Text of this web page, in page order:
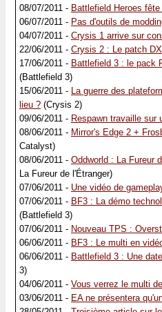
08/07/2011 - Battlefield Heroes
06/07/2011 - Pas d'outils de
04/07/2011 - Crysis 1 arrive sur
22/06/2011 - Crysis 2 : Le patch
17/06/2011 - Battlefield 3 : le pack
(Battlefield 3)
15/06/2011 - La guerre des
lieu ? (Crysis 2)
09/06/2011 - Respawn travaille sur
08/06/2011 - Mirror's Edge 2 +
Catalyst)
08/06/2011 - Oddworld : La Fureur
La Fureur de l'Étranger)
07/06/2011 - Une vidéo de
07/06/2011 - BF3 : La démo
(Battlefield 3)
07/06/2011 - Nouveau TPS :
06/06/2011 - BF3 : Le multi en
06/06/2011 - Battlefield 3 : Une
3)
04/06/2011 - Vous verrez le multi
03/06/2011 - EA ne présentera